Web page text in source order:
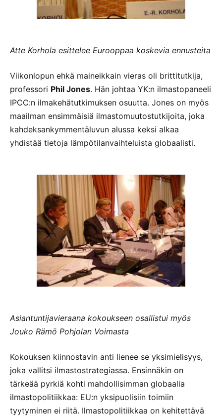
Atte Korhola esittelee Eurooppaa koskevia ennusteita
Viikonlopun ehkä maineikkain vieras oli brittitutkija,
professori Phil Jones. Hän johtaa YK:n ilmastopaneeli
IPCC:n ilmakehätutkimuksen osuutta. Jones on myös
maailman ensimmäisiä ilmastomuutostutkijoita, joka
kahdeksankymmentäluvun alussa keksi alkaa
yhdistää tietoja lämpötilanvaihteluista globaalisti.
Asiantuntijavieraana kokoukseen osallistui myös
Jouko Rämö Pohjolan Voimasta
Kokouksen kiinnostavin anti lienee se yksimielisyys,
joka vallitsi ilmastostrategiassa. Ensinnäkin on
tärkeää pyrkiä kohti mahdollisimman globaalia
ilmastopolitiikkaa: EU:n yksipuolisiin toimiin
tyytyminen ei riitä. Ilmastopolitiikkaa on kehitettävä